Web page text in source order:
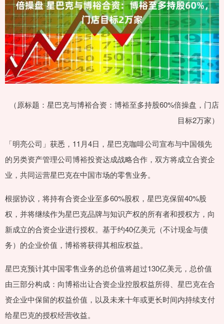
（原标题：星巴克与博裕合资：博裕至多持股60%倍操盘，门店
目标2万家）
「明亮公司」获悉，11月4日，星巴克咖啡公司宣布与中国领先
的另类资产管理公司博裕投资达成战略合作，双方将成立合资企
业，共同运营星巴克在中国市场的零售业务。
根据协议，将持有合资企业至多60%股权，星巴克保留40%股
权，并将继续作为星巴克品牌与知识产权的所有者和授权方，向
新成立的合资企业进行授权。基于约40亿美元（不计现金与债
务）的企业价值，博裕将获得其相应权益。
星巴克预计其中国零售业务的总价值将超过130亿美元，总价值
由三部分构成：向博裕出让合资企业控股权益所得、星巴克在合
资企业中保留的权益价值，以及未来十年或更长时间内持续支付
给星巴克的授权经营收益。